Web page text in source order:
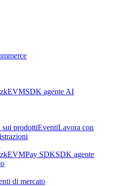
SDK agente AI
prodottiEventiLavora con
Pay SDKSDK agente
di mercato